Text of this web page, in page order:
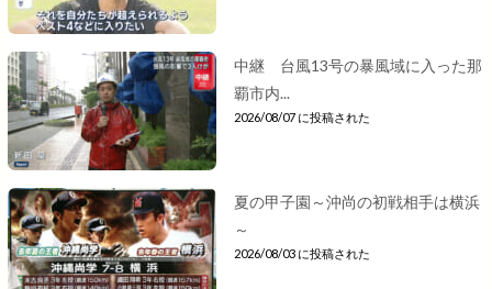
中継 台風13号の暴風域に入った那
覇市内...
2026/08/07 に投稿された
夏の甲子園～沖尚の初戦相手は横浜
～
2026/08/03 に投稿された